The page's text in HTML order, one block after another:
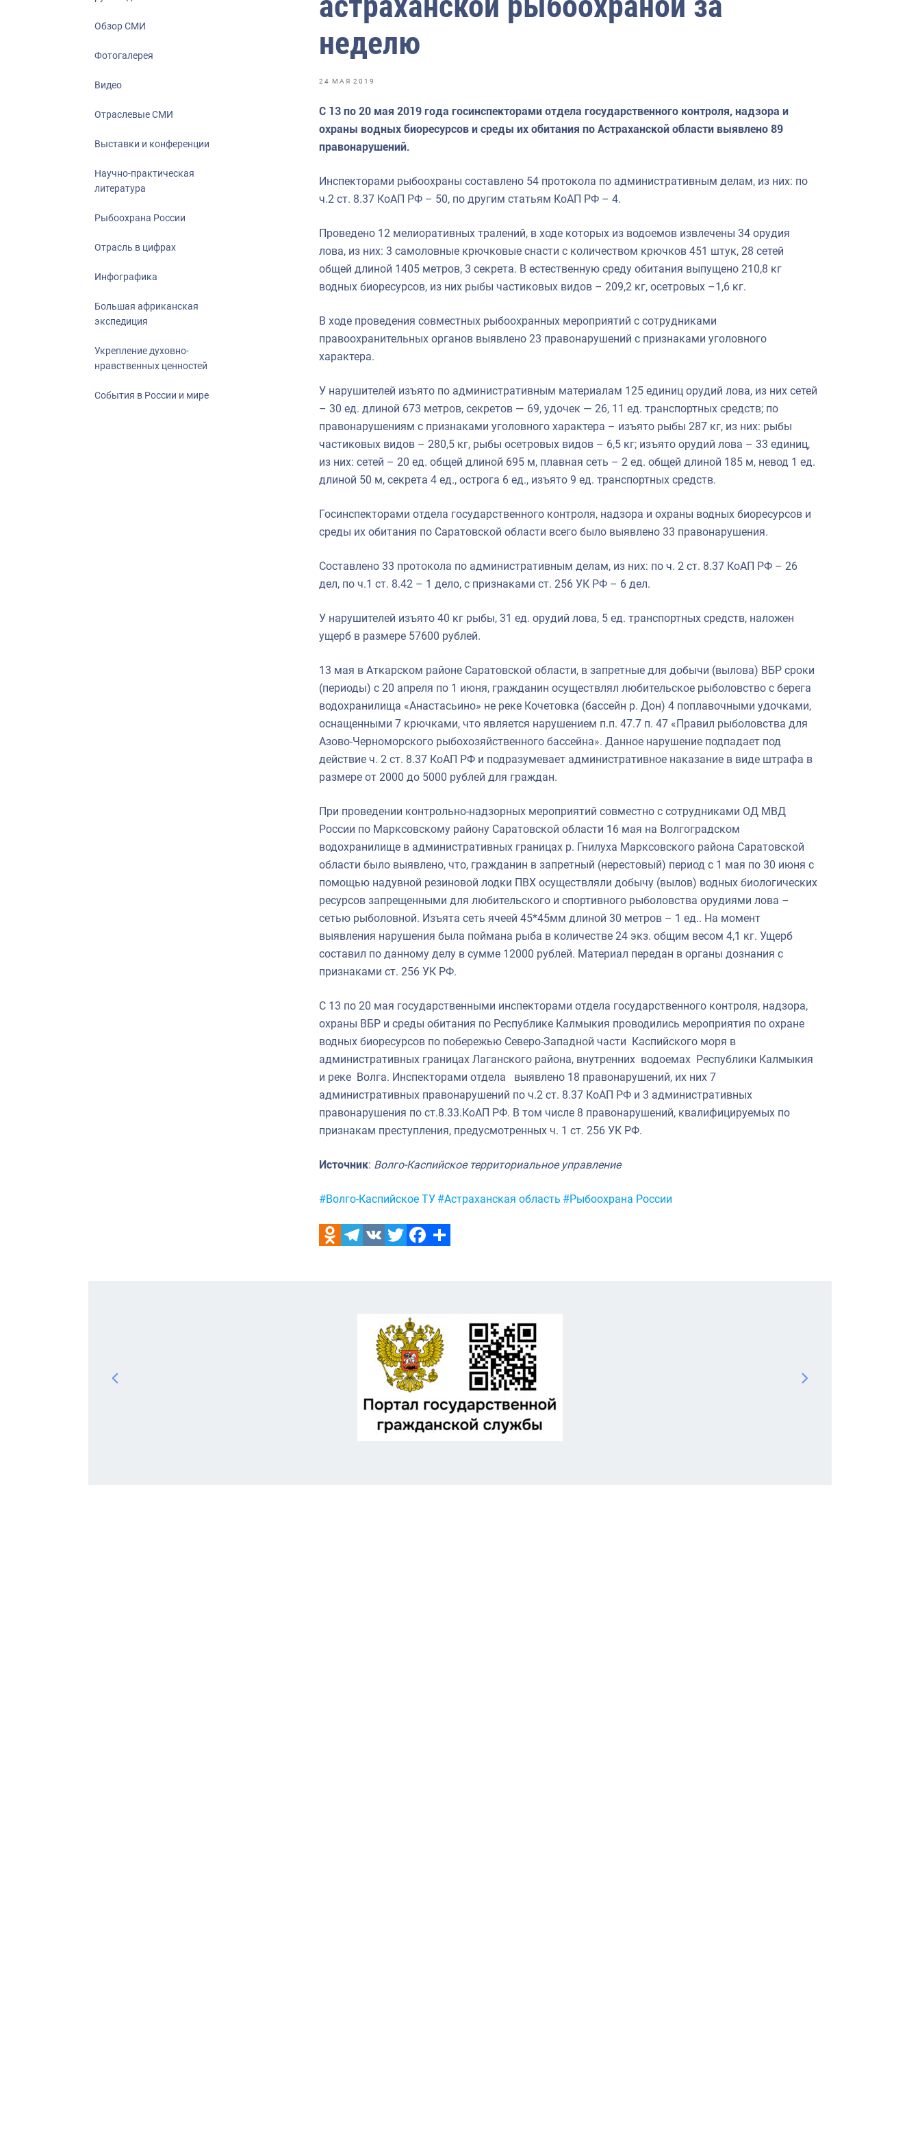
Большая африканская экспедиция
Обзор СМИ
Фотогалерея
Видео
Отраслевые СМИ
Выставки и конференции
Научно-практическая
литература
Рыбоохрана России
Отрасль в цифрах
Инфографика
Большая африканская
экспедиция
Укрепление духовно-
нравственных ценностей
События в России и мире
неделю
24 МАЯ 2019
С 13 по 20 мая 2019 года госинспекторами отдела государственного контроля, надзора и
охраны водных биоресурсов и среды их обитания по Астраханской области выявлено 89
правонарушений.
Инспекторами рыбоохраны составлено 54 протокола по административным делам, из них: по
ч.2 ст. 8.37 КоАП РФ – 50, по другим статьям КоАП РФ – 4.
Проведено 12 мелиоративных тралений, в ходе которых из водоемов извлечены 34 орудия
лова, из них: 3 самоловные крючковые снасти с количеством крючков 451 штук, 28 сетей
общей длиной 1405 метров, 3 секрета. В естественную среду обитания выпущено 210,8 кг
водных биоресурсов, из них рыбы частиковых видов – 209,2 кг, осетровых –1,6 кг.
В ходе проведения совместных рыбоохранных мероприятий с сотрудниками
правоохранительных органов выявлено 23 правонарушений с признаками уголовного
характера.
У нарушителей изъято по административным материалам 125 единиц орудий лова, из них сетей
– 30 ед. длиной 673 метров, секретов — 69, удочек — 26, 11 ед. транспортных средств; по
правонарушениям с признаками уголовного характера – изъято рыбы 287 кг, из них: рыбы
частиковых видов – 280,5 кг, рыбы осетровых видов – 6,5 кг; изъято орудий лова – 33 единиц,
из них: сетей – 20 ед. общей длиной 695 м, плавная сеть – 2 ед. общей длиной 185 м, невод 1 ед.
длиной 50 м, секрета 4 ед., острога 6 ед., изъято 9 ед. транспортных средств.
Госинспекторами отдела государственного контроля, надзора и охраны водных биоресурсов и
среды их обитания по Саратовской области всего было выявлено 33 правонарушения.
Составлено 33 протокола по административным делам, из них: по ч. 2 ст. 8.37 КоАП РФ – 26
дел, по ч.1 ст. 8.42 – 1 дело, с признаками ст. 256 УК РФ – 6 дел.
У нарушителей изъято 40 кг рыбы, 31 ед. орудий лова, 5 ед. транспортных средств, наложен
ущерб в размере 57600 рублей.
13 мая в Аткарском районе Саратовской области, в запретные для добычи (вылова) ВБР сроки
(периоды) с 20 апреля по 1 июня, гражданин осуществлял любительское рыболовство с берега
водохранилища «Анастасьино» не реке Кочетовка (бассейн р. Дон) 4 поплавочными удочками,
оснащенными 7 крючками, что является нарушением п.п. 47.7 п. 47 «Правил рыболовства для
Азово-Черноморского рыбохозяйственного бассейна». Данное нарушение подпадает под
действие ч. 2 ст. 8.37 КоАП РФ и подразумевает административное наказание в виде штрафа в
размере от 2000 до 5000 рублей для граждан.
При проведении контрольно-надзорных мероприятий совместно с сотрудниками ОД МВД
России по Марксовскому району Саратовской области 16 мая на Волгоградском
водохранилище в административных границах р. Гнилуха Марксовского района Саратовской
области было выявлено, что, гражданин в запретный (нерестовый) период с 1 мая по 30 июня с
помощью надувной резиновой лодки ПВХ осуществляли добычу (вылов) водных биологических
ресурсов запрещенными для любительского и спортивного рыболовства орудиями лова –
сетью рыболовной. Изъята сеть ячеей 45*45мм длиной 30 метров – 1 ед.. На момент
выявления нарушения была поймана рыба в количестве 24 экз. общим весом 4,1 кг. Ущерб
составил по данному делу в сумме 12000 рублей. Материал передан в органы дознания с
признаками ст. 256 УК РФ.
С 13 по 20 мая государственными инспекторами отдела государственного контроля, надзора,
охраны ВБР и среды обитания по Республике Калмыкия проводились мероприятия по охране
водных биоресурсов по побережью Северо-Западной части Каспийского моря в
административных границах Лаганского района, внутренних водоемах Республики Калмыкия
и реке Волга. Инспекторами отдела выявлено 18 правонарушений, их них 7
административных правонарушений по ч.2 ст. 8.37 КоАП РФ и 3 административных
правонарушения по ст.8.33.КоАП РФ. В том числе 8 правонарушений, квалифицируемых по
признакам преступления, предусмотренных ч. 1 ст. 256 УК РФ.
Источник: Волго-Каспийское территориальное управление
Метки:
#Волго-Каспийское ТУ #Астраханская область #Рыбоохрана России